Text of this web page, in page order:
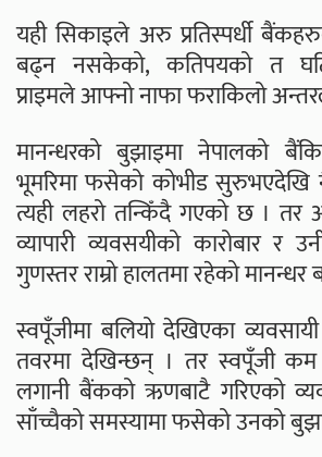
यही सिकाइले अरु प्रतिस्पर्धी
बढ्न नसकेको, कतिपयको त
प्राइमले आफ्नो नाफा फराकिलो
मानन्धरको बुझाइमा नेपालको
भूमरिमा फसेको कोभीड सुरुभएदेखि
त्यही लहरो तन्किँदै गएको छ । तर
व्यापारी व्यवसयीको कारोबार र
गुणस्तर राम्रो हालतमा रहेको मानन्धर
स्वपूँजीमा बलियो देखिएका
तवरमा देखिन्छन् । तर स्वपूँजी
लगानी बैंकको ऋणबाटै गरिएको
साँच्चैको समस्यामा फसेको उनको